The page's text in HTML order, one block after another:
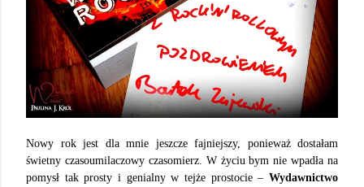
Nowy rok jest dla mnie jeszcze fajniejszy, ponieważ dostałam
świetny czasoumilaczowy czasomierz. W życiu bym nie wpadła na
pomysł tak prosty i genialny w tejże prostocie – Wydawnictwo